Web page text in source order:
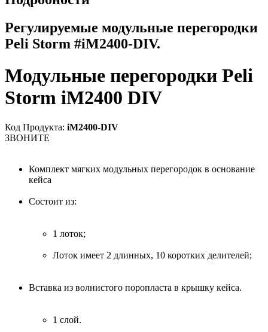
Регулируемые модульные перегородки
Peli Storm #iM2400-DIV.
Модульные перегородки Peli
Storm iM2400 DIV
Код Продукта: iM2400-DIV
ЗВОНИТЕ
Комплект мягких модульных перегородок в основание
кейса
Состоит из:
1 лоток;
Лоток имеет 2 длинных, 10 коротких делителей;
Вставка из волнистого поропласта в крышку кейса.
1 слой.